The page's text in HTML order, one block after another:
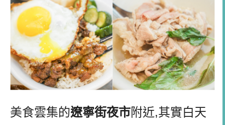
美食雲集的遼寧街夜市附近,其實白天